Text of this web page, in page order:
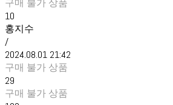
구매 불가 상품
10
홍지수
/
2024.08.01 21:42
구매 불가 상품
29
구매 불가 상품